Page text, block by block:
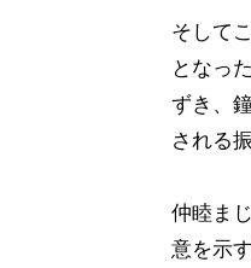
そして
となっ
ずき、
される
仲睦ま
意を示